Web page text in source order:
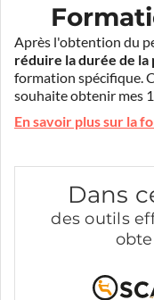
Après l'obtention du
réduire la durée de
formation spécifique.
souhaite obtenir mes
En savoir plus sur la
Dans
des outils